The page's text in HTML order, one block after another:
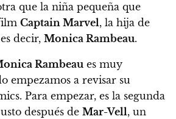
que la niña pequeña que
Captain Marvel, la hija de
decir, Monica Rambeau.
Rambeaues muy
empezamos a revisar su
Para empezar, es la segunda
después de Mar-Vell, un